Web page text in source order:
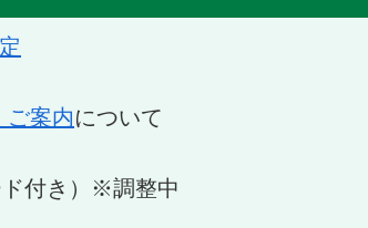
ご案内について
ド付き）※調整中